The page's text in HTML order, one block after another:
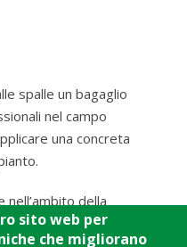
spalle un bagaglio
nel campo
una concreta
della
particolare
sito web per
che migliorano